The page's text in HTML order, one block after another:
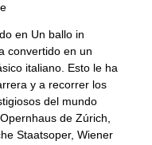
en Un ballo in
convertido en un
italiano. Esto le ha
y a recorrer los
del mundo
de Zúrich,
Staatsoper, Wiener